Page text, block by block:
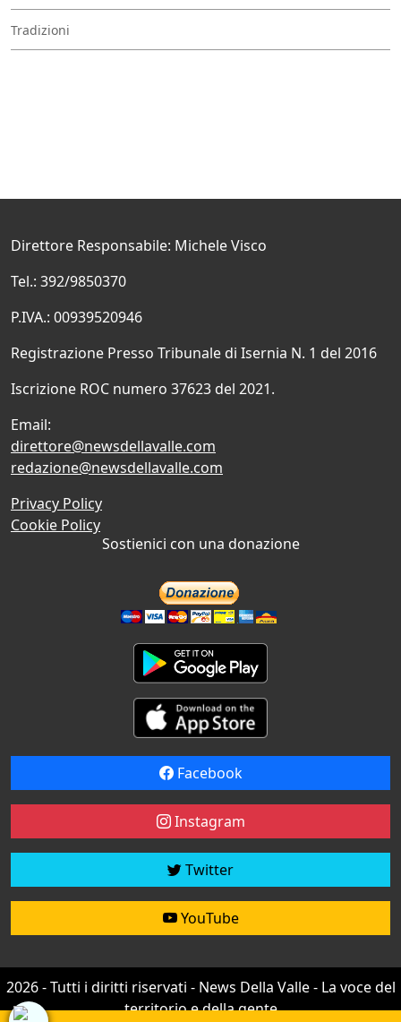
Tradizioni
Direttore Responsabile: Michele Visco
Tel.: 392/9850370
P.IVA.: 00939520946
Registrazione Presso Tribunale di Isernia N. 1 del 2016
Iscrizione ROC numero 37623 del 2021.
Email:
direttore@newsdellavalle.com
redazione@newsdellavalle.com
Privacy Policy
Cookie Policy
Sostienici con una donazione
Facebook
Instagram
Twitter
YouTube
2026 - Tutti i diritti riservati - News Della Valle - La voce del
territorio e della gente